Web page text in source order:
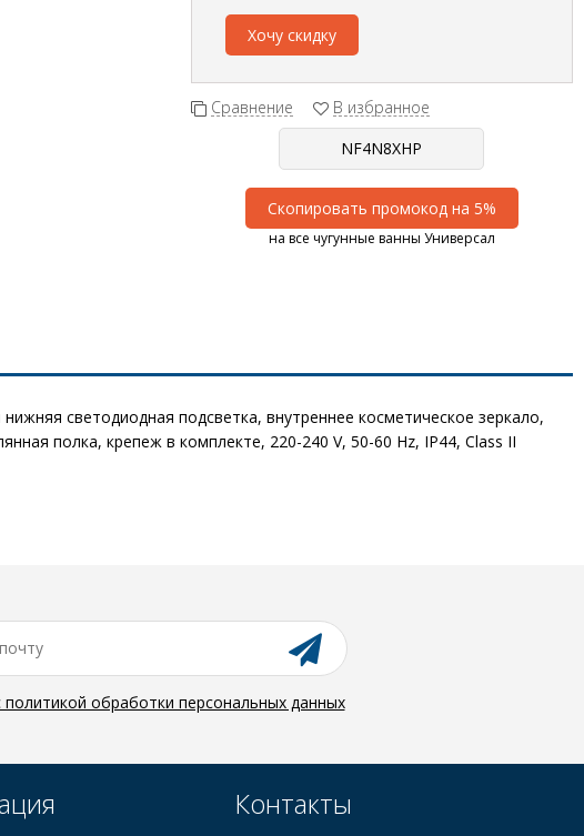
Хочу скидку
Сравнение В избранное
Скопировать промокод на 5%
на все чугунные ванны Универсал
светодиодная подсветка, внутреннее косметическое зеркало,
полка, крепеж в комплекте, 220-240 V, 50-60 Hz, IP44, Class II
политикой обработки персональных данных
Контакты